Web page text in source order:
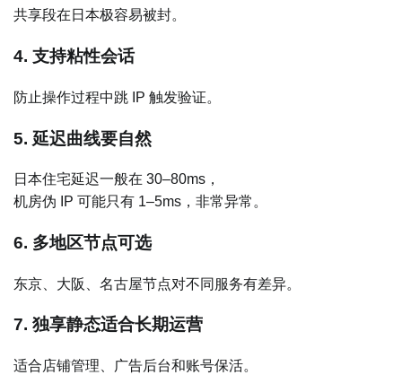
共享段在日本极容易被封。
4. 支持粘性会话
防止操作过程中跳 IP 触发验证。
5. 延迟曲线要自然
日本住宅延迟一般在 30–80ms，
机房伪 IP 可能只有 1–5ms，非常异常。
6. 多地区节点可选
东京、大阪、名古屋节点对不同服务有差异。
7. 独享静态适合长期运营
适合店铺管理、广告后台和账号保活。